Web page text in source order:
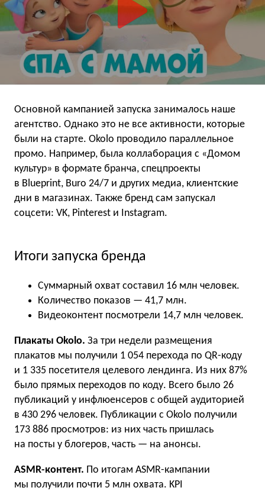
Основной кампанией запуска занималось наше
агентство. Однако это не все активности, которые
были на старте. Okolo проводило параллельное
промо. Например, была коллаборация с «Домом
культур» в формате бранча, спецпроекты
в Blueprint, Buro 24/7 и других медиа, клиентские
дни в магазинах. Также бренд сам запускал
соцсети: VK, Pinterest и Instagram.
Итоги запуска бренда
Суммарный охват составил 16 млн человек.
Количество показов — 41,7 млн.
Видеоконтент посмотрели 14,7 млн человек.
Плакаты Okolo. За три недели размещения
плакатов мы получили 1 054 перехода по QR-коду
и 1 335 посетителя целевого лендинга. Из них 87%
было прямых переходов по коду. Всего было 26
публикаций у инфлюенсеров с общей аудиторией
в 430 296 человек. Публикации с Okolo получили
173 886 просмотров: из них часть пришлась
на посты у блогеров, часть — на анонсы.
ASMR-контент. По итогам ASMR-кампании
мы получили почти 5 млн охвата. KPI